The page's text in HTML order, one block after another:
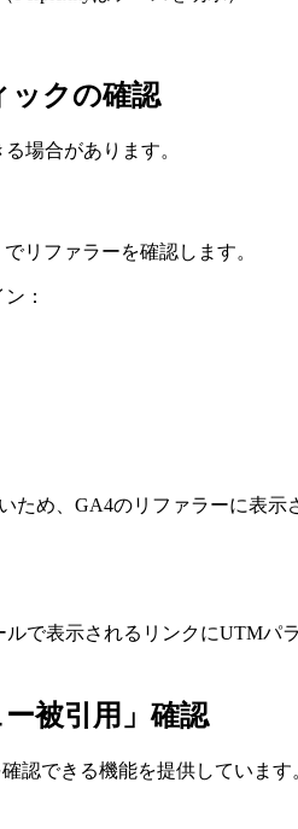
ックの確認
場合があります。
リファラーを確認します。
：
ため、GA4のリファラーに表
で表示されるリンクにUTM
被引用」確認
認できる機能を提供しています